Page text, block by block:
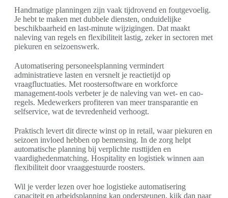
Handmatige planningen zijn vaak tijdrovend en foutgevoelig.
Je hebt te maken met dubbele diensten, onduidelijke
beschikbaarheid en last-minute wijzigingen. Dat maakt
naleving van regels en flexibiliteit lastig, zeker in sectoren met
piekuren en seizoenswerk.
Automatisering personeelsplanning vermindert
administratieve lasten en versnelt je reactietijd op
vraagfluctuaties. Met roostersoftware en workforce
management-tools verbeter je de naleving van wet- en cao-
regels. Medewerkers profiteren van meer transparantie en
selfservice, wat de tevredenheid verhoogt.
Praktisch levert dit directe winst op in retail, waar piekuren en
seizoen invloed hebben op bemensing. In de zorg helpt
automatische planning bij verplichte rusttijden en
vaardighedenmatching. Hospitality en logistiek winnen aan
flexibiliteit door vraaggestuurde roosters.
Wil je verder lezen over hoe logistieke automatisering
capaciteit en arbeidsplanning kan ondersteunen, kijk dan naar